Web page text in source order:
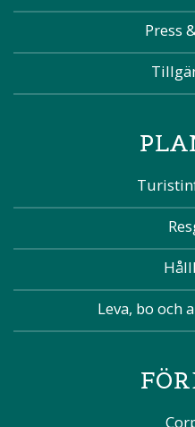
Press
Leva, bo och